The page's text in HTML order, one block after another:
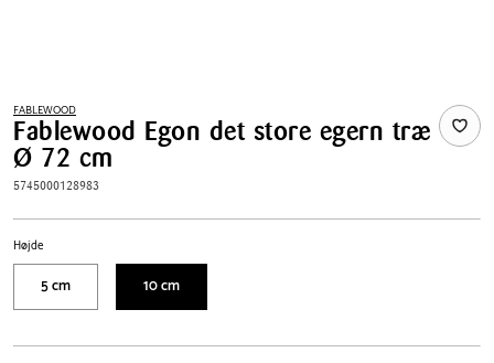
FABLEWOOD
Fablewood Egon det store egern træ
Ø 72 cm
5745000128983
Højde
5 cm 10 cm